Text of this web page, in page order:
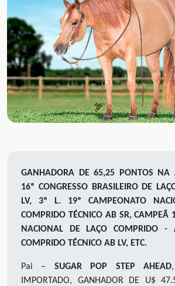
GANHADORA DE 65,25 PONTOS NA
16º CONGRESSO BRASILEIRO DE
LV, 3º L. 19º CAMPEONATO
COMPRIDO TÉCNICO AB SR, CAMPEÃ
NACIONAL DE LAÇO COMPRIDO -
COMPRIDO TÉCNICO AB LV, ETC.
Pai – SUGAR POP STEP AHEAD
IMPORTADO, GANHADOR DE U$